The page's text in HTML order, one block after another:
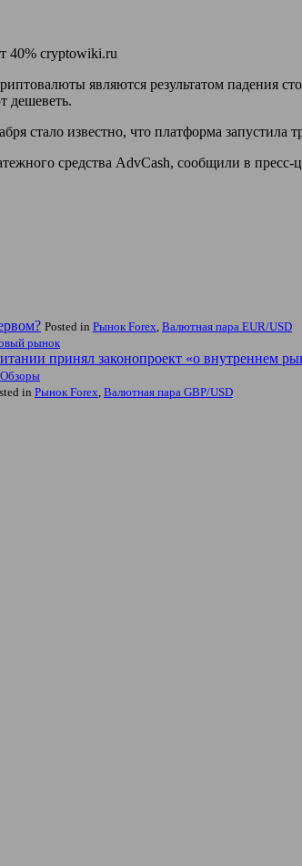
являются результатом падения
дешеветь.
стало известно, что платформа
средства AdvCash, сообщили в пресс-
Posted in Рынок Forex, Валютная пара EUR/USD
рынок
принял законопроект «о внутреннем
Обзоры
in Рынок Forex, Валютная пара GBP/USD